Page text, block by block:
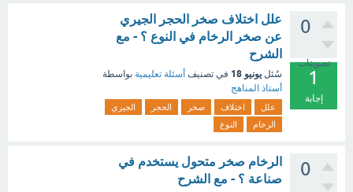
0
تصويتات
1
إجابة
علل اختلاف صخر الحجر الجيري
عن صخر الرخام في النوع ؟ - مع
الشرح
سُئل يونيو 18 في تصنيف أسئلة تعليمية بواسطة
أستاذ المناهج
علل اختلاف صخر الحجر
الجيري
الرخام
النوع
0
الرخام صخر متحول يستخدم في
صناعة ؟ - مع الشرح